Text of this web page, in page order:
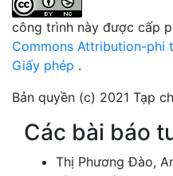
công trình này được cấp
Commons Attribution-phi
Giấy phép .
Bản quyền (c) 2021 Tạp
Các bài báo
Thị Phương Đào,